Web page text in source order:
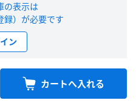
の表示は
録）が必要です
ン
カートへ入れる
（無料）
する場合があります。
こちら